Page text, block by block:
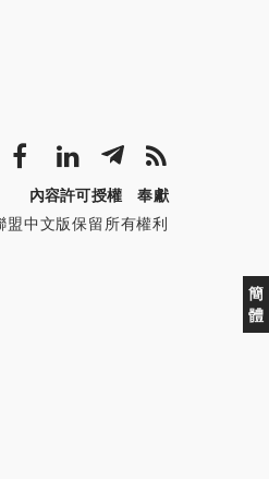
簡
體
內容許可授權
奉獻
中文版保留所有權利